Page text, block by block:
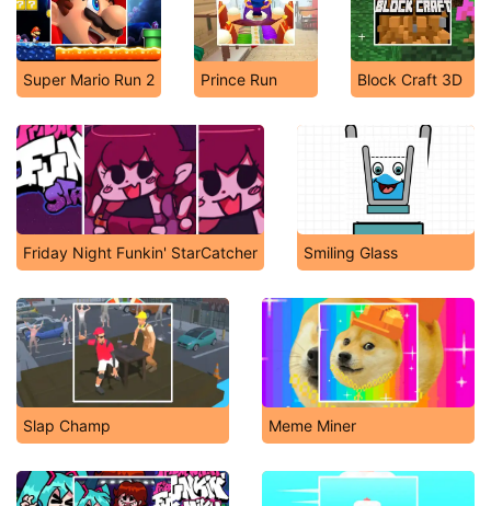
Super Mario Run 2 Prince Run Block Craft 3D
Friday Night Funkin' StarCatcher Smiling Glass
Slap Champ Meme Miner